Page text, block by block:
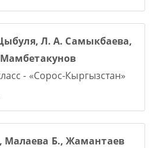
Л. А. Самыкбаева,
- «Сорос-Кыргызстан»
Б., Жамантаев